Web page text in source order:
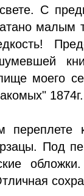
С
малым
моего
1874г.
переплете
Под